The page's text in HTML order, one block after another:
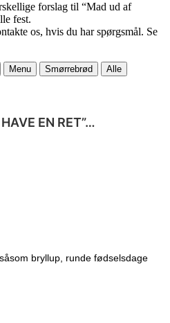
forslag til “Mad ud af
fest.
os, hvis du har spørgsmål. Se
Menu Smørrebrød Alle
EN RET”…
bryllup, runde fødselsdage